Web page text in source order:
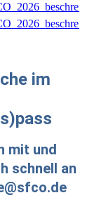
im
mit und
schnell an